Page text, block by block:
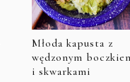
Młoda kapusta z
wędzonym
i skwarkami